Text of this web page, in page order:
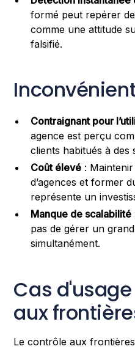
formé peut repérer
comme une attitude
falsifié.
Contraignant pour
agence est perçu
clients habitués à des
Coût élevé :
d’agences et former
représente un
Manque de scalabilité
pas de gérer un
simultanément.
Cas
aux
Le contrôle aux